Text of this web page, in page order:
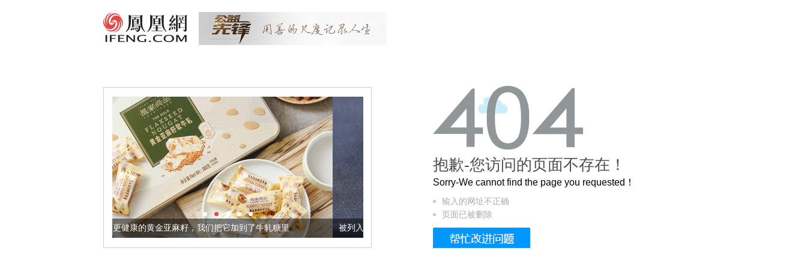
让身体更健康的黄金亚麻籽，我们把它加到了牛轧糖里 被列入佛家七宝的它到底有多美？
抱歉-您访问的页面不存在！
Sorry-We cannot find the page you requested！
输入的网址不正确
页面已被删除